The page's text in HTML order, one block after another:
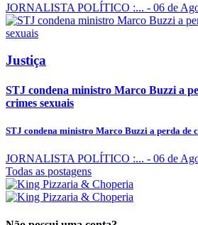
JORNALISTA POLÍTICO :... - 06 de
Justiça
STJ condena ministro Marco Buzzi a
crimes sexuais
STJ condena ministro Marco Buzzi a perda de
JORNALISTA POLÍTICO :... - 06 de
Todas as postagens